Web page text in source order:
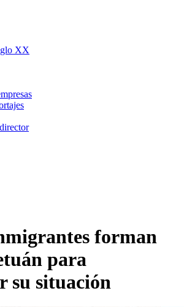
XX
forman
para
su situación